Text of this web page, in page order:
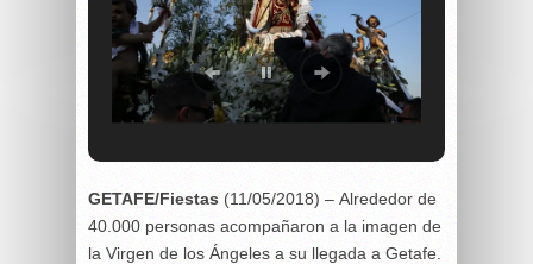
GETAFE/Fiestas (11/05/2018) – Alrededor de
40.000 personas acompañaron a la imagen de
la Virgen de los Ángeles a su llegada a Getafe.